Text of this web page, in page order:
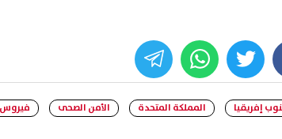
twitter
whats
إفريقيا المملكة المتحدة الأمن الصحى فيروس